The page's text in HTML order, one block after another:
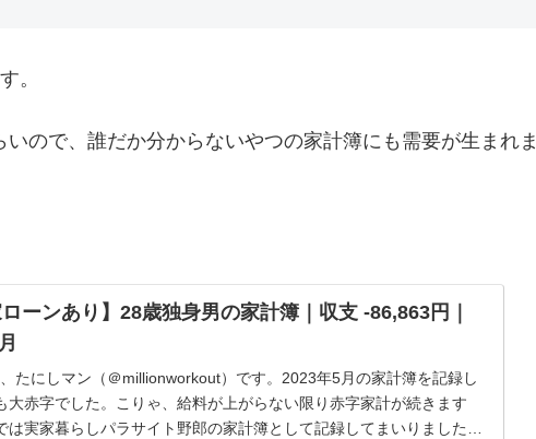
。
ので、誰だか分からないやつの家計簿にも需要が生まれま
ローンあり】28歳独身男の家計簿｜収支 -86,863円｜
たにしマン（＠millionworkout）です。2023年5月の家計簿を記録し
大赤字でした。こりゃ、給料が上がらない限り赤字家計が続きます
は実家暮らしパラサイト野郎の家計簿として記録してまいりました